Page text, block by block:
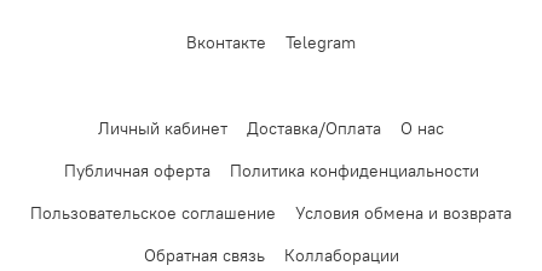
Вконтакте Telegram
Личный кабинет Доставка/Оплата
О нас
Публичная оферта
Политика конфиденциальности
Пользовательское соглашение
Условия обмена и возврата
Обратная связь
Коллаборации